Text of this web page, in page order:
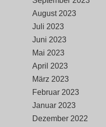
August 2023
Juli 2023
Juni 2023
Mai 2023
April 2023
März 2023
Februar 2023
Januar 2023
Dezember 2022